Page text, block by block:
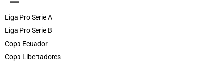
Liga Pro Serie A
Liga Pro Serie B
Copa Ecuador
Copa Libertadores